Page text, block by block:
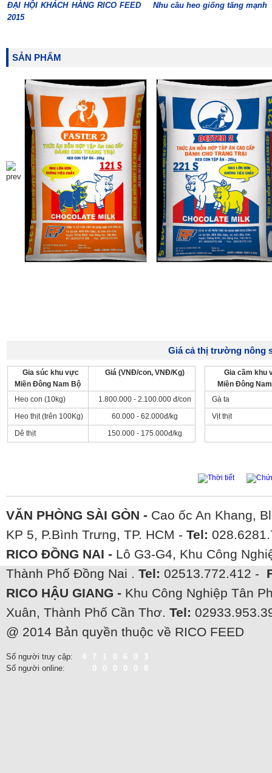
ĐẠI HỘI KHÁCH HÀNG RICO FEED
2015
Nhu cầu heo giống tăng mạnh
SẢN PHẨM
Giá cả thị trường nông
Gia súc khu vực
Miền Đông Nam Bộ
Giá (VNĐ/con, VNĐ/Kg)
Heo con (10kg)
1.800.000 - 2.100.000 đ/con
Heo thịt (trên 100Kg)
60.000 - 62.000đ/kg
Dê thịt
150.000 - 175.000đ/kg
Gia cầm khu
Miền Đông
Gà ta
Vịt thịt
Thời tiết
VĂN PHÒNG SÀI GÒN - Cao ốc An Khang,
KP 5, P.Bình Trưng, TP. HCM - Tel:
RICO ĐỒNG NAI - Lô G3-G4, Khu Công
Thành Phố Đồng Nai . Tel: 02513.772.412 -
RICO HẬU GIANG - Khu Công Nghiệp Tân
Xuân, Thành Phố Cần Thơ. Tel:
@ 2014 Bản quyền thuộc về RICO FEED
Số người truy cập:
4710603
Số người online:
000008